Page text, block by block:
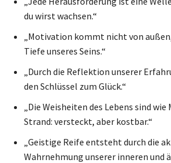
du wirst wachsen.“
„Motivation kommt nicht von
Tiefe unseres Seins.“
„Durch die Reflektion unserer
den Schlüssel zum Glück.“
„Die Weisheiten des Lebens sind wie
Strand: versteckt, aber kostbar.“
„Geistige Reife entsteht durch die
Wahrnehmung unserer inneren und